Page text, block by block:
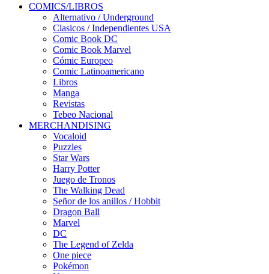
COMICS/LIBROS
Alternativo / Underground
Clasicos / Independientes USA
Comic Book DC
Comic Book Marvel
Cómic Europeo
Comic Latinoamericano
Libros
Manga
Revistas
Tebeo Nacional
MERCHANDISING
Vocaloid
Puzzles
Star Wars
Harry Potter
Juego de Tronos
The Walking Dead
Señor de los anillos / Hobbit
Dragon Ball
Marvel
DC
The Legend of Zelda
One piece
Pokémon